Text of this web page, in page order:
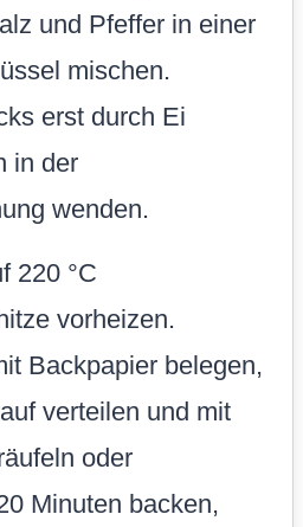
und Pfeffer in einer
mischen.
erst durch Ei
in der
wenden.
220 °C
vorheizen.
Backpapier belegen,
verteilen und mit
oder
Minuten backen,